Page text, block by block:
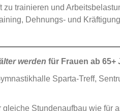
zu trainieren und
Dehnungs- und
werden für Frauen ab 65+
Sparta-Treff,
Stundenaufbau wie für